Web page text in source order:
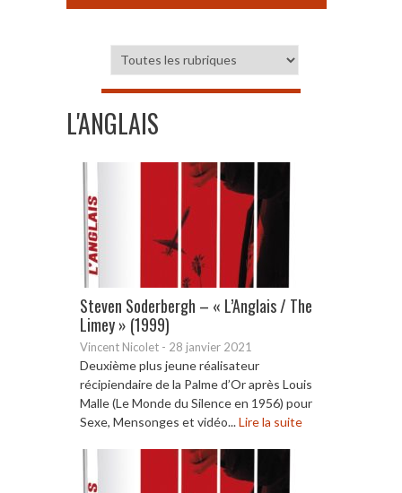
L'ANGLAIS
Steven Soderbergh – « L’Anglais / The
Limey » (1999)
Vincent Nicolet - 28 janvier 2021
Deuxième plus jeune réalisateur
récipiendaire de la Palme d’Or après Louis
Malle (Le Monde du Silence en 1956) pour
Sexe, Mensonges et vidéo...Lire la suite